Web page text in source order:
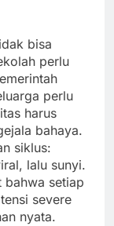
bisa
perlu
perlu
harus
bahaya.
siklus:
lalu sunyi.
bahwa setiap
severe
nyata.